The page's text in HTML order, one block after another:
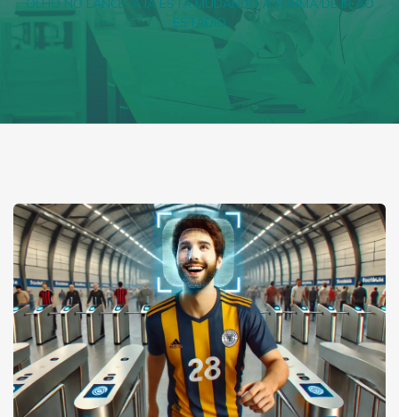
OLHO NO LANCE: A IA ESTÁ MUDANDO A FORMA DE IR AO
ESTÁDIO